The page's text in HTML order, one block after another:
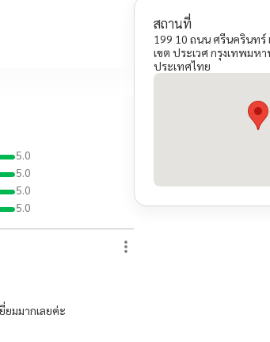
5.0
5.0
5.0
5.0
มมากเลยค่ะ
สถานที่
199 10 ถนน ศรีนครินท
เขต ประเวศ กรุงเทพมห
ประเทศไทย